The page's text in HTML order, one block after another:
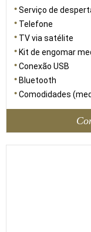
Serviço de
Telefone
TV via satélite
Kit de engomar
Conexão USB
Bluetooth
Comodidades